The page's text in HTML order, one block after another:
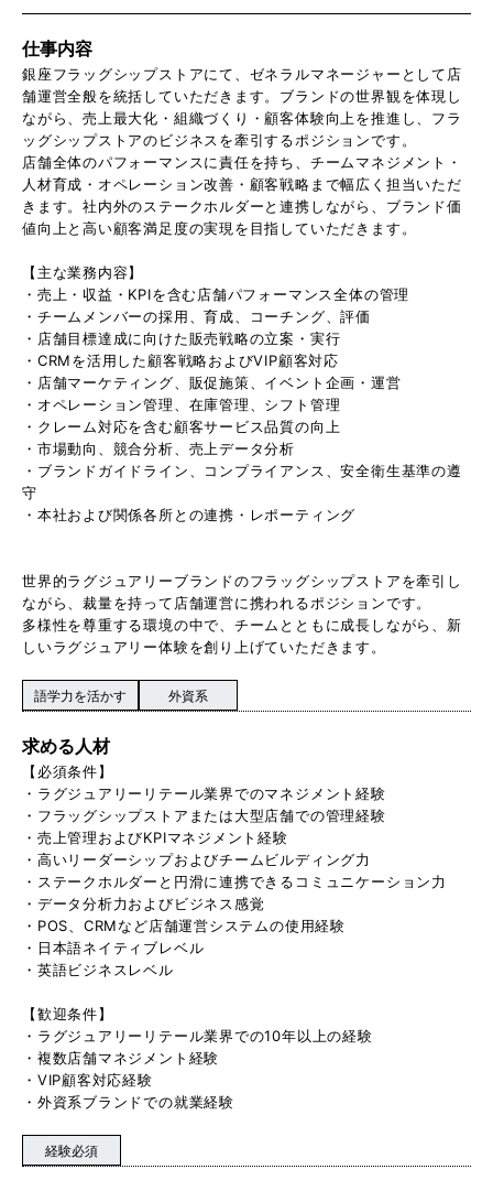
仕事内容
銀座フラッグシップストアにて、ゼネラルマネージャーとして店
舗運営全般を統括していただきます。ブランドの世界観を体現し
ながら、売上最大化・組織づくり・顧客体験向上を推進し、フラ
ッグシップストアのビジネスを牽引するポジションです。
店舗全体のパフォーマンスに責任を持ち、チームマネジメント・
人材育成・オペレーション改善・顧客戦略まで幅広く担当いただ
きます。社内外のステークホルダーと連携しながら、ブランド価
値向上と高い顧客満足度の実現を目指していただきます。
【主な業務内容】
・売上・収益・KPIを含む店舗パフォーマンス全体の管理
・チームメンバーの採用、育成、コーチング、評価
・店舗目標達成に向けた販売戦略の立案・実行
・CRMを活用した顧客戦略およびVIP顧客対応
・店舗マーケティング、販促施策、イベント企画・運営
・オペレーション管理、在庫管理、シフト管理
・クレーム対応を含む顧客サービス品質の向上
・市場動向、競合分析、売上データ分析
・ブランドガイドライン、コンプライアンス、安全衛生基準の遵
守
・本社および関係各所との連携・レポーティング
世界的ラグジュアリーブランドのフラッグシップストアを牽引し
ながら、裁量を持って店舗運営に携われるポジションです。
多様性を尊重する環境の中で、チームとともに成長しながら、新
しいラグジュアリー体験を創り上げていただきます。
語学力を活かす 外資系
求める人材
【必須条件】
・ラグジュアリーリテール業界でのマネジメント経験
・フラッグシップストアまたは大型店舗での管理経験
・売上管理およびKPIマネジメント経験
・高いリーダーシップおよびチームビルディング力
・ステークホルダーと円滑に連携できるコミュニケーション力
・データ分析力およびビジネス感覚
・POS、CRMなど店舗運営システムの使用経験
・日本語ネイティブレベル
・英語ビジネスレベル
【歓迎条件】
・ラグジュアリーリテール業界での10年以上の経験
・複数店舗マネジメント経験
・VIP顧客対応経験
・外資系ブランドでの就業経験
経験必須